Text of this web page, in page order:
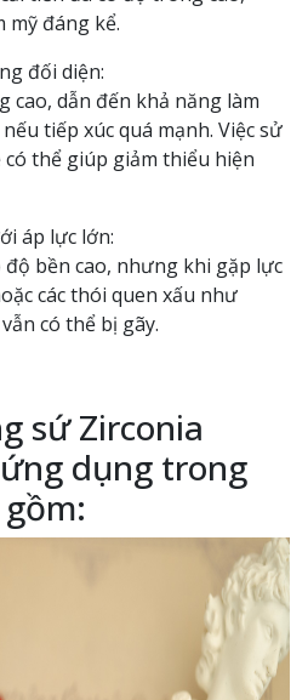
mỹ đáng kể.
đối diện:
cao, dẫn đến khả năng làm
tiếp xúc quá mạnh. Việc sử
thể giúp giảm thiểu hiện
áp lực lớn:
độ bền cao, nhưng khi gặp lực
các thói quen xấu như
có thể bị gãy.
sứ Zirconia
dụng trong